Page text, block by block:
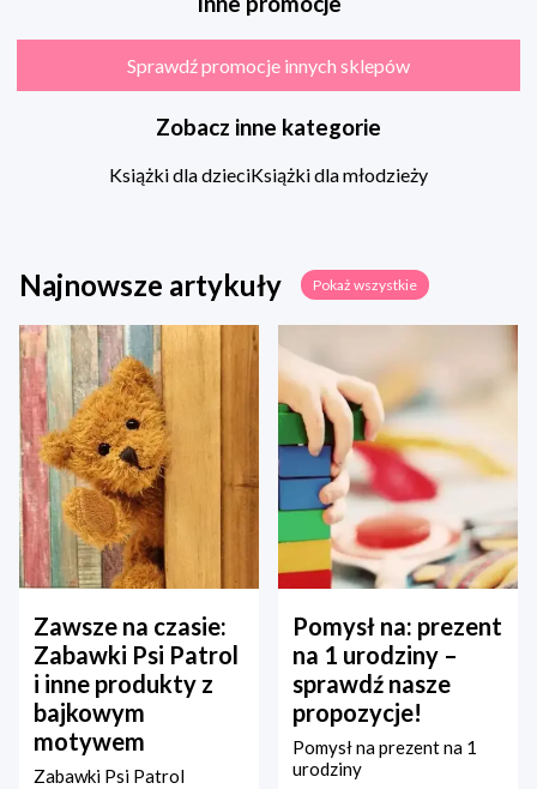
Sprawdź promocje innych sklepów
Zobacz inne kategorie
Książki dla dzieciKsiążki dla młodzieży
Najnowsze artykuły Pokaż wszystkie
Zawsze na czasie:
Zabawki Psi Patrol
i inne produkty z
bajkowym
motywem
Zabawki Psi Patrol
Pomysł na: prezent
na 1 urodziny –
sprawdź nasze
propozycje!
Pomysł na prezent na 1
urodziny